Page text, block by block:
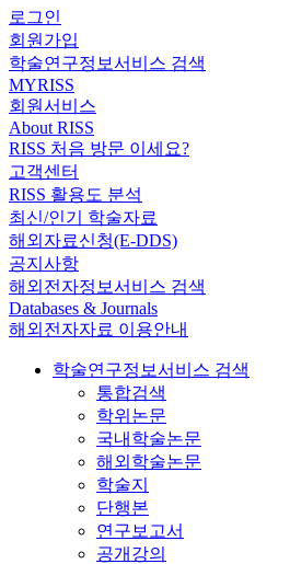
로그인
회원가입
학술연구정보서비스 검색
MYRISS
회원서비스
About RISS
RISS 처음 방문 이세요?
고객센터
RISS 활용도 분석
최신/인기 학술자료
해외자료신청(E-DDS)
공지사항
해외전자정보서비스 검색
Databases & Journals
해외전자자료 이용안내
학술연구정보서비스 검색
통합검색
학위논문
국내학술논문
해외학술논문
학술지
단행본
연구보고서
공개강의